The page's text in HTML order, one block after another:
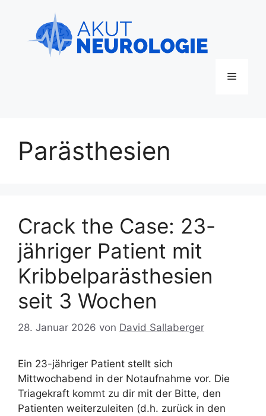
springen
Menü
Parästhesien
Crack the Case: 23-
jähriger Patient mit
Kribbelparästhesien
seit 3 Wochen
28. Januar 2026 von David Sallaberger
Ein 23-jähriger Patient stellt sich
Mittwochabend in der Notaufnahme vor. Die
Triagekraft kommt zu dir mit der Bitte, den
Patienten weiterzuleiten (d.h. zurück in den